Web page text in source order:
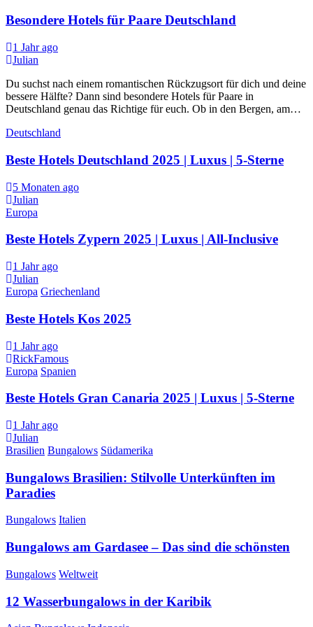
Besondere Hotels für Paare Deutschland
1 Jahr ago
Julian
Du suchst nach einem romantischen Rückzugsort für dich und deine
bessere Hälfte? Dann sind besondere Hotels für Paare in
Deutschland genau das Richtige für euch. Ob in den Bergen, am…
Deutschland
Beste Hotels Deutschland 2025 | Luxus | 5-Sterne
5 Monaten ago
Julian
Europa
Beste Hotels Zypern 2025 | Luxus | All-Inclusive
1 Jahr ago
Julian
Europa Griechenland
Beste Hotels Kos 2025
1 Jahr ago
RickFamous
Europa Spanien
Beste Hotels Gran Canaria 2025 | Luxus | 5-Sterne
1 Jahr ago
Julian
Brasilien Bungalows Südamerika
Bungalows Brasilien: Stilvolle Unterkünften im
Paradies
Bungalows Italien
Bungalows am Gardasee – Das sind die schönsten
Bungalows Weltweit
12 Wasserbungalows in der Karibik